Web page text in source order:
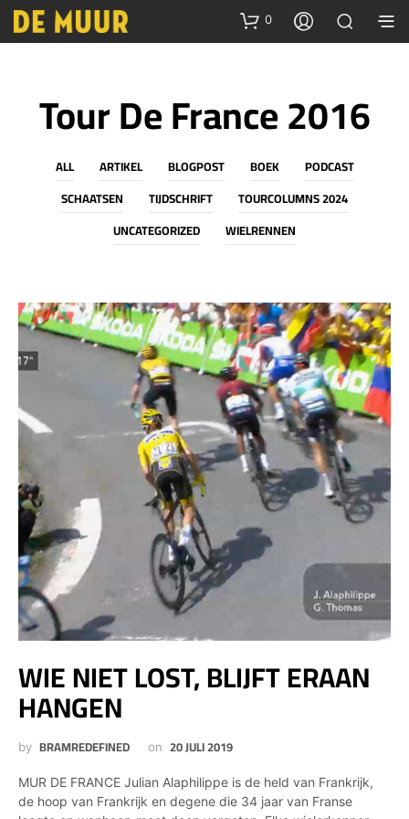
0
Tour De France 2016
ALL ARTIKEL BLOGPOST BOEK
PODCAST
SCHAATSEN
TIJDSCHRIFT
TOURCOLUMNS 2024
UNCATEGORIZED
WIELRENNEN
WIE NIET LOST, BLIJFT ERAAN
HANGEN
by BRAMREDEFINED on 20 JULI 2019
MUR DE FRANCE Julian Alaphilippe is de held van Frankrijk,
de hoop van Frankrijk en degene die 34 jaar van Franse